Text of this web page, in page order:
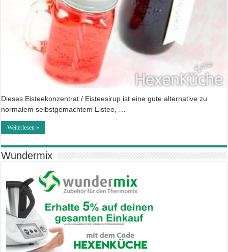
Dieses Eisteekonzentrat / Eisteesirup ist eine gute alternative zu
normalem selbstgemachtem Eistee, …
Weiterlesen »
Wundermix